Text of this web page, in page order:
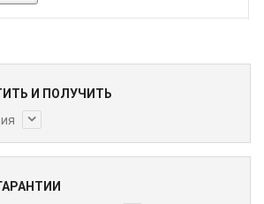
И ПОЛУЧИТЬ